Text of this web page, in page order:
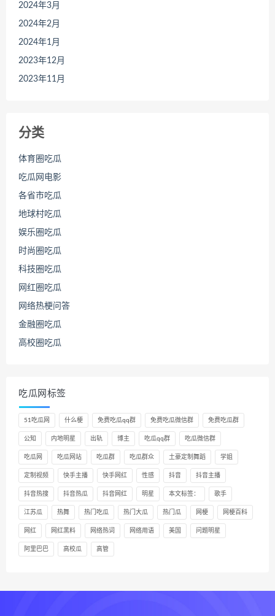
2024年3月
2024年2月
2024年1月
2023年12月
2023年11月
分类
体育圈吃瓜
吃瓜网电影
各省市吃瓜
地球村吃瓜
娱乐圈吃瓜
时尚圈吃瓜
科技圈吃瓜
网红圈吃瓜
网络热梗问答
金融圈吃瓜
高校圈吃瓜
吃瓜网标签
51吃瓜网 什么梗 免费吃瓜qq群 免费吃瓜微信群 免费吃瓜群
公知 内地明星 出轨 博主 吃瓜qq群 吃瓜微信群
吃瓜网 吃瓜网站 吃瓜群 吃瓜群众 土豪定制舞蹈 学姐
定制视频 快手主播 快手网红 性感 抖音 抖音主播
抖音热搜 抖音热瓜 抖音网红 明星 本文标签： 歌手
江苏瓜 热舞 热门吃瓜 热门大瓜 热门瓜 网梗 网梗百科
网红 网红黑料 网络热词 网络用语 美国 问题明星
阿里巴巴 高校瓜 高管